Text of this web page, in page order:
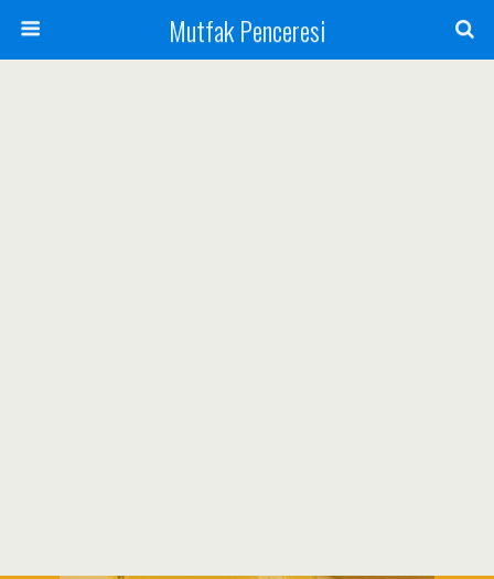
Mutfak Penceresi